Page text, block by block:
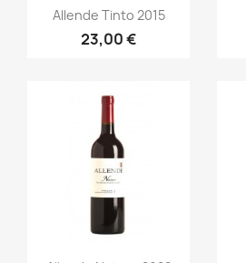
Aperçu rapide
Allende Tinto 2015
23,00 €